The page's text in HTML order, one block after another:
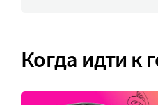
Когда идти к